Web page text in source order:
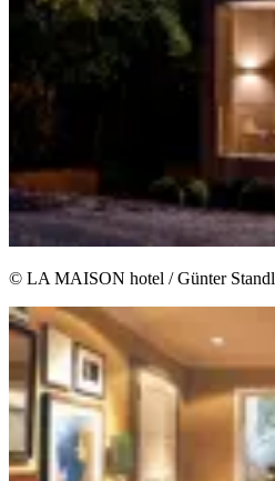
© LA MAISON hotel / Günter Standl